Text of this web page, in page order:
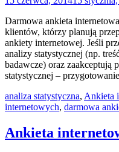
Darmowa ankieta
klientów, którzy planują
ankiety internetowej. Jeśli
analizy statystycznej (np.
badawcze) oraz zaakceptują
statystycznej –
analiza statystyczna, Ankieta
internetowych, darmowa
Ankieta